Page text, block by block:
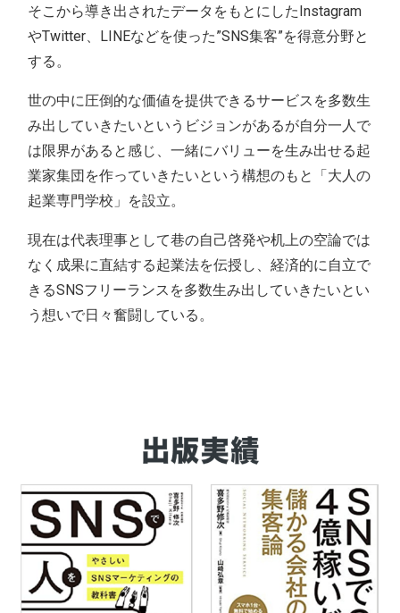
そこから導き出されたデータをもとにしたInstagram
やTwitter、LINEなどを使った”SNS集客”を得意分野と
する。
世の中に圧倒的な価値を提供できるサービスを多数生
み出していきたいというビジョンがあるが自分一人で
は限界があると感じ、一緒にバリューを生み出せる起
業家集団を作っていきたいという構想のもと「大人の
起業専門学校」を設立。
現在は代表理事として巷の自己啓発や机上の空論では
なく成果に直結する起業法を伝授し、経済的に自立で
きるSNSフリーランスを多数生み出していきたいとい
う想いで日々奮闘している。